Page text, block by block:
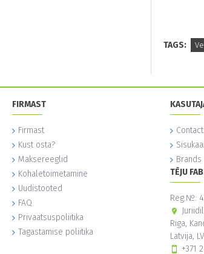
TAGS:
FIRMAST
Firmast
Kust osta?
Maksereeglid
Kohaletoimetamine
Uudistooted
FAQ
Privaatsuspoliitika
Tagastamise poliitika
Brands
TĒJU
Reg.№:
Riga,
Latvija,
+371